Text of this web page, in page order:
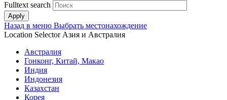
Fulltext search
Назад в меню Выбрать местонахождение
Location Selector Азия и Австралия
Австралия
Гонконг, Китай, Макао
Индия
Индонезия
Казахстан
Корея